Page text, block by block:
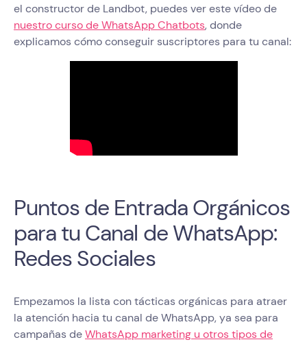
el constructor de Landbot, puedes ver este vídeo de
nuestro curso de WhatsApp Chatbots, donde
explicamos cómo conseguir suscriptores para tu canal:
Puntos de Entrada Orgánicos
para tu Canal de WhatsApp:
Redes Sociales
Empezamos la lista con tácticas orgánicas para atraer
la atención hacia tu canal de WhatsApp, ya sea para
campañas deWhatsApp marketing u otros tipos de